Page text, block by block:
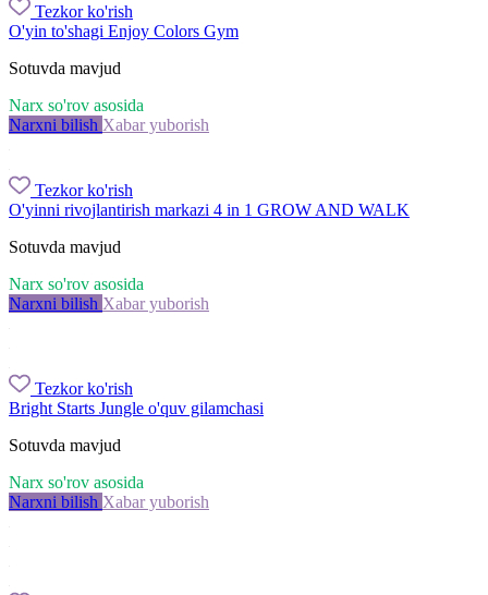
Tezkor ko'rish
O'yin to'shagi Enjoy Colors Gym
Sotuvda mavjud
Narx so'rov asosida
Narxni bilish Xabar yuborish
Tezkor ko'rish
O'yinni rivojlantirish markazi 4 in 1 GROW AND WALK
Sotuvda mavjud
Narx so'rov asosida
Narxni bilish Xabar yuborish
Tezkor ko'rish
Bright Starts Jungle o'quv gilamchasi
Sotuvda mavjud
Narx so'rov asosida
Narxni bilish Xabar yuborish